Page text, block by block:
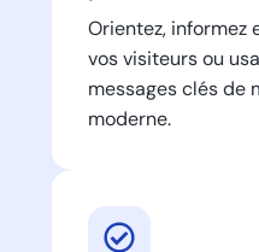
Orientez, informez
vos visiteurs ou
messages clés de
moderne.